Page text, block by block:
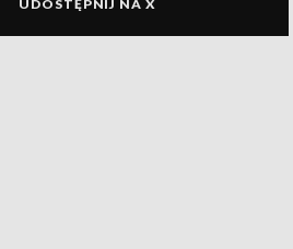
UDOSTĘPNIJ NA X